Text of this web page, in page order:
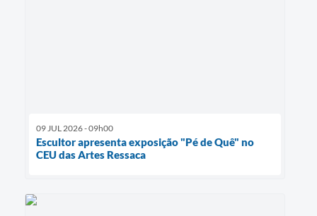
09 JUL 2026 - 09h00
Escultor apresenta exposição "Pé de Quê" no
CEU das Artes Ressaca